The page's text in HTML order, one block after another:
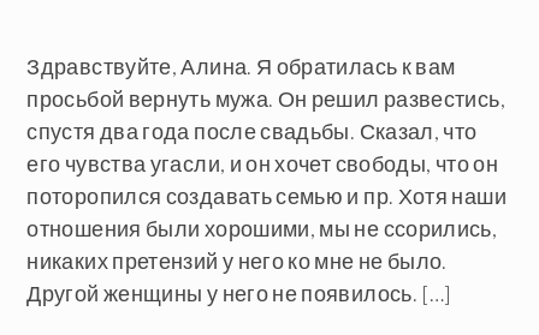
Здравствуйте, Алина. Я обратилась к вам
просьбой вернуть мужа. Он решил развестись,
спустя два года после свадьбы. Сказал, что
его чувства угасли, и он хочет свободы, что он
поторопился создавать семью и пр. Хотя наши
отношения были хорошими, мы не ссорились,
никаких претензий у него ко мне не было.
Другой женщины у него не появилось. […]